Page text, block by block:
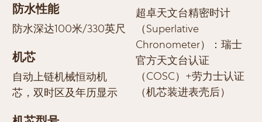
防水性能
防水深达100米/330英尺
机芯
自动上链机械恒动机
芯，双时区及年历显示
超卓天文台精密时计
（Superlative
Chronometer）：瑞士
官方天文台认证
（COSC）+劳力士认证
（机芯装进表壳后）